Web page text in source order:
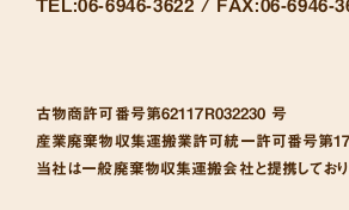
TEL:06-6946-3622 / FAX:06-6946-
古物商許可番号第62117R032230 号
産業廃棄物収集運搬業許可統一許可番号第
当社は一般廃棄物収集運搬会社と提携しており